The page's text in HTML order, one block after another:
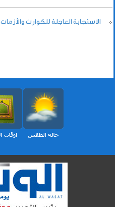
الاستجابة العاجلة للكوارث والأزمات